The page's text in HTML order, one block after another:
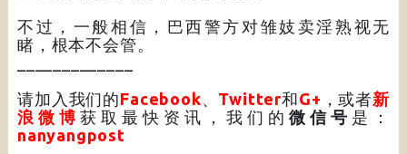
不过，一般相信，巴西警方对雏妓卖淫熟视无
睹，根本不会管。
请加入我们的Facebook、 Twitter和G+ ，或者新
浪微博 获取最快资讯，我们的微信号 是：
nanyangpost